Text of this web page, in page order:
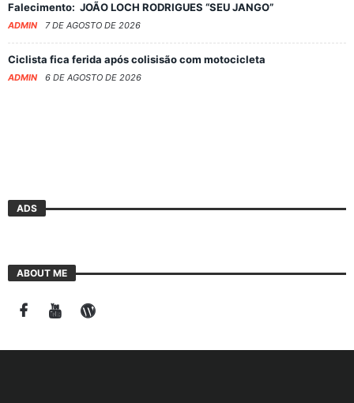
Falecimento: JOÃO LOCH RODRIGUES “SEU JANGO”
ADMIN 7 DE AGOSTO DE 2026
Ciclista fica ferida após colisisão com motocicleta
ADMIN 6 DE AGOSTO DE 2026
ADS
ABOUT ME